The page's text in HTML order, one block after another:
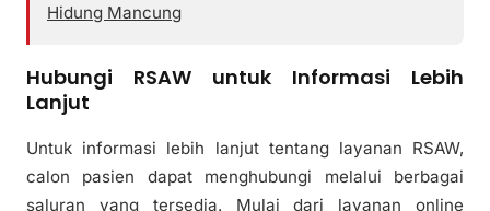
Hidung Mancung
Hubungi RSAW untuk Informasi Lebih
Lanjut
Untuk informasi lebih lanjut tentang layanan RSAW,
calon pasien dapat menghubungi melalui berbagai
saluran yang tersedia. Mulai dari layanan online